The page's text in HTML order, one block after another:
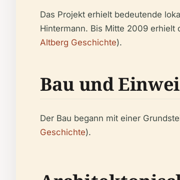
Das Projekt erhielt bedeutende
Hintermann. Bis Mitte 2009 erhielt
Altberg Geschichte).
Bau und
Der Bau begann mit einer
Geschichte).